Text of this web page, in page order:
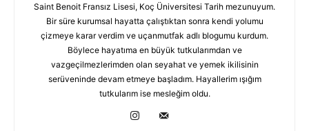
Saint Benoit Fransız Lisesi, Koç Üniversitesi Tarih mezunuyum.
Bir süre kurumsal hayatta çalıştıktan sonra kendi yolumu
çizmeye karar verdim ve uçanmutfak adlı blogumu kurdum.
Böylece hayatıma en büyük tutkularımdan ve
vazgeçilmezlerimden olan seyahat ve yemek ikilisinin
serüveninde devam etmeye başladım. Hayallerim ışığım
tutkularım ise mesleğim oldu.